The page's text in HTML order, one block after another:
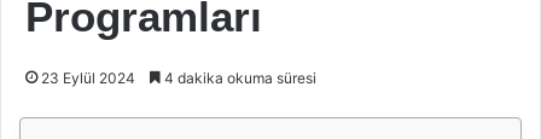
Programları
23 Eylül 2024 4 dakika okuma süresi